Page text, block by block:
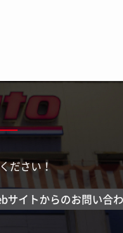
ださい！
サイトからのお問い合